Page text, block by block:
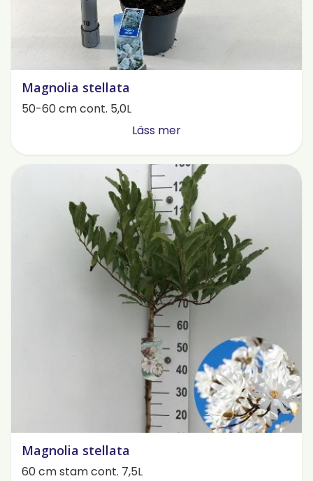
Magnolia stellata
50-60 cm cont. 5,0L
Läss mer
Magnolia stellata
60 cm stam cont. 7,5L